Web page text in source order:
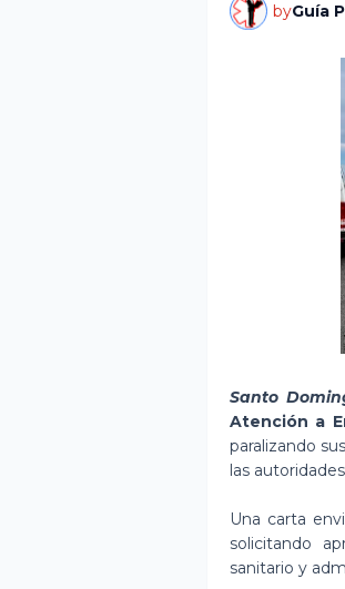
byGuía
Santo
Atención a
paralizando
las
Una carta
solicitando
sanitario y